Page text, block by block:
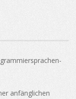
anfänglichen